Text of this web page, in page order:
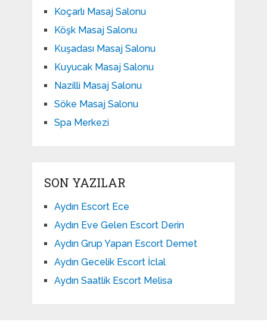
Koçarlı Masaj Salonu
Köşk Masaj Salonu
Kuşadası Masaj Salonu
Kuyucak Masaj Salonu
Nazilli Masaj Salonu
Söke Masaj Salonu
Spa Merkezi
SON YAZILAR
Aydın Escort Ece
Aydın Eve Gelen Escort Derin
Aydın Grup Yapan Escort Demet
Aydın Gecelik Escort İclal
Aydın Saatlik Escort Melisa